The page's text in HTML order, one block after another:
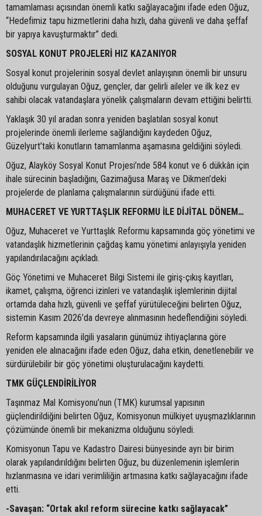
tamamlaması açısından önemli katkı sağlayacağını ifade eden Oğuz,
“Hedefimiz tapu hizmetlerini daha hızlı, daha güvenli ve daha şeffaf
bir yapıya kavuşturmaktır” dedi.
SOSYAL KONUT PROJELERİ HIZ KAZANIYOR
Sosyal konut projelerinin sosyal devlet anlayışının önemli bir unsuru
olduğunu vurgulayan Oğuz, gençler, dar gelirli aileler ve ilk kez ev
sahibi olacak vatandaşlara yönelik çalışmaların devam ettiğini belirtti.
Yaklaşık 30 yıl aradan sonra yeniden başlatılan sosyal konut
projelerinde önemli ilerleme sağlandığını kaydeden Oğuz,
Güzelyurt’taki konutların tamamlanma aşamasına geldiğini söyledi.
Oğuz, Alayköy Sosyal Konut Projesi’nde 584 konut ve 6 dükkân için
ihale sürecinin başladığını, Gazimağusa Maraş ve Dikmen’deki
projelerde de planlama çalışmalarının sürdüğünü ifade etti.
MUHACERET VE YURTTAŞLIK REFORMU İLE DİJİTAL DÖNEM…
Oğuz, Muhaceret ve Yurttaşlık Reformu kapsamında göç yönetimi ve
vatandaşlık hizmetlerinin çağdaş kamu yönetimi anlayışıyla yeniden
yapılandırılacağını açıkladı.
Göç Yönetimi ve Muhaceret Bilgi Sistemi ile giriş-çıkış kayıtları,
ikamet, çalışma, öğrenci izinleri ve vatandaşlık işlemlerinin dijital
ortamda daha hızlı, güvenli ve şeffaf yürütüleceğini belirten Oğuz,
sistemin Kasım 2026’da devreye alınmasının hedeflendiğini söyledi.
Reform kapsamında ilgili yasaların günümüz ihtiyaçlarına göre
yeniden ele alınacağını ifade eden Oğuz, daha etkin, denetlenebilir ve
sürdürülebilir bir göç yönetimi oluşturulacağını kaydetti.
TMK GÜÇLENDİRİLİYOR
Taşınmaz Mal Komisyonu’nun (TMK) kurumsal yapısının
güçlendirildiğini belirten Oğuz, Komisyonun mülkiyet uyuşmazlıklarının
çözümünde önemli bir mekanizma olduğunu söyledi.
Komisyonun Tapu ve Kadastro Dairesi bünyesinde ayrı bir birim
olarak yapılandırıldığını belirten Oğuz, bu düzenlemenin işlemlerin
hızlanmasına ve idari verimliliğin artmasına katkı sağlayacağını ifade
etti.
-Savaşan: “Ortak akıl reform sürecine katkı sağlayacak”